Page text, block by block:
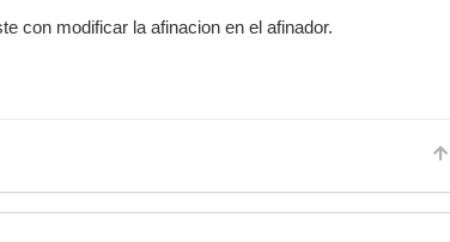
con modificar la afinacion en el afinador.